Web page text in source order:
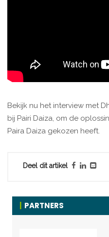
Bekijk nu het interview met
bij Pairi Daiza, om de
Paira Daiza gekozen heeft.
Deel dit artikel
PARTNERS